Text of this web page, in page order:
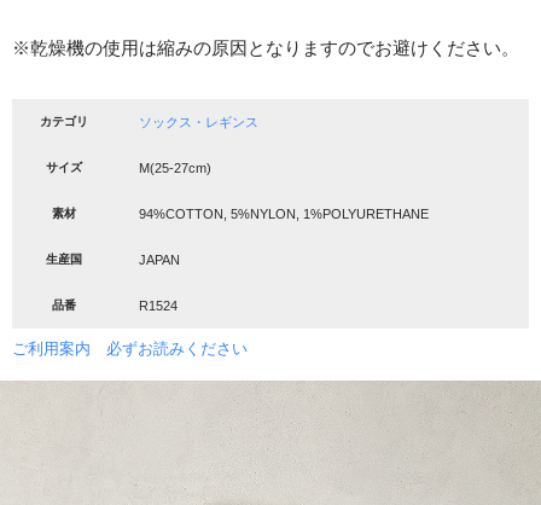
※乾燥機の使用は縮みの原因となりますのでお避けください。
カテゴリ ソックス・レギンス
サイズ M(25-27cm)
素材 94%COTTON, 5%NYLON, 1%POLYURETHANE
生産国 JAPAN
品番 R1524
ご利用案内 必ずお読みください